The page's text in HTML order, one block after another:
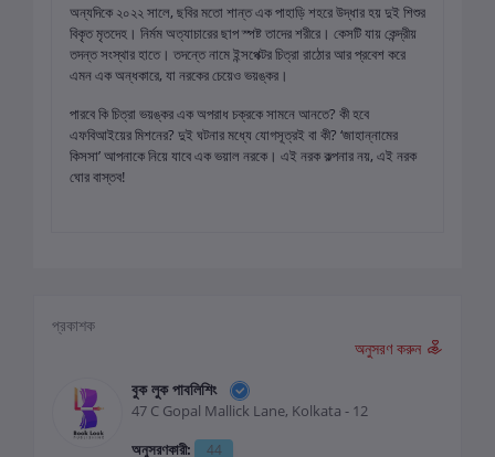
অন্যদিকে ২০২২ সালে, ছবির মতো শান্ত এক পাহাড়ি শহরে উদ্ধার হয় দুই শিশুর
বিকৃত মৃতদেহ। নির্মম অত্যাচারের ছাপ স্পষ্ট তাদের শরীরে। কেসটি যায় কেন্দ্রীয়
তদন্ত সংস্থার হাতে। তদন্তে নামে ইন্সপেক্টর চিত্রা রাঠোর আর প্রবেশ করে
এমন এক অন্ধকারে, যা নরকের চেয়েও ভয়ঙ্কর।
পারবে কি চিত্রা ভয়ঙ্কর এক অপরাধ চক্রকে সামনে আনতে? কী হবে
এফবিআইয়ের মিশনের? দুই ঘটনার মধ্যে যোগসূত্রই বা কী? ‘জাহান্নামের
কিসসা’ আপনাকে নিয়ে যাবে এক ভয়াল নরকে। এই নরক কল্পনার নয়, এই নরক
ঘোর বাস্তব!
প্রকাশক
অনুসরণ করুন
বুক লুক পাবলিশিং
47 C Gopal Mallick Lane, Kolkata - 12
অনুসরণকারী:
44